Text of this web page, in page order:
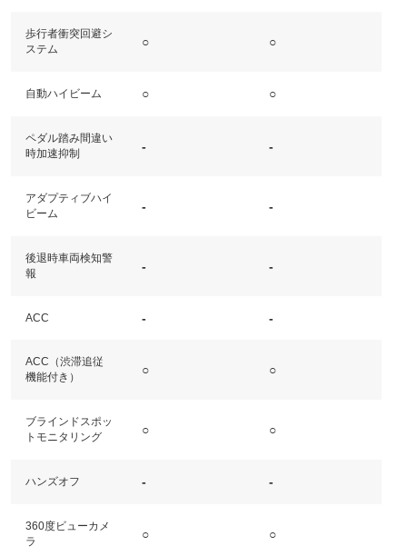
歩行者衝突回避シ
ステム
○ ○
自動ハイビーム ○ ○
ペダル踏み間違い
時加速抑制
- -
アダプティブハイ
ビーム
- -
後退時車両検知警
報
- -
ACC - -
ACC（渋滞追従
機能付き）
○ ○
ブラインドスポッ
トモニタリング
○ ○
ハンズオフ - -
360度ビューカメ
ラ
○ ○